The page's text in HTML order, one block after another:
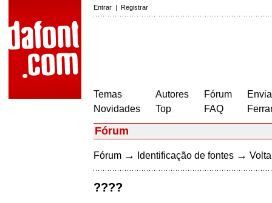
Entrar | Registrar
Temas
Novidades
Autores
Top
Fórum
FAQ
Fórum
Fórum → Identificação de fontes →
????